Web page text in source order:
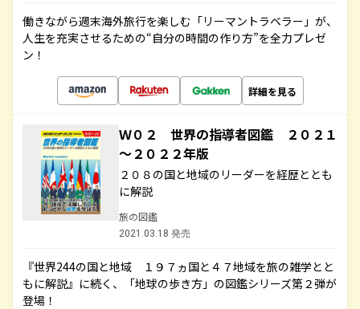
働きながら週末海外旅行を楽しむ「リーマントラベラー」が、
人生を充実させるための“自分の時間の作り方”を全力プレゼ
ン！
詳細を見る
Ｗ０２ 世界の指導者図鑑 ２０２１
～２０２２年版
２０８の国と地域のリーダーを経歴ととも
に解説
旅の図鑑
2021.03.18 発売
『世界244の国と地域 １９７ヵ国と４７地域を旅の雑学とと
もに解説』に続く、「地球の歩き方」の図鑑シリーズ第２弾が
登場！